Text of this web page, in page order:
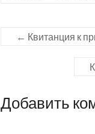
← Квитанция к
Добавить